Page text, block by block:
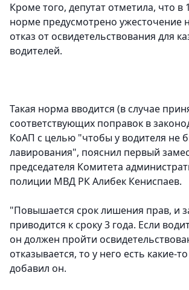
Кроме того, депутат отметила, что в
норме предусмотрено ужесточение
отказ от освидетельствования для
водителей.
Такая норма вводится (в случае
соответствующих поправок в
КоАП с целью "чтобы у водителя не
лавирования", пояснил первый
председателя Комитета
полиции МВД РК Алибек Кениспаев.
"Повышается срок лишения прав, и
приводится к сроку 3 года. Если
он должен пройти
отказывается, то у него есть какие-
добавил он.